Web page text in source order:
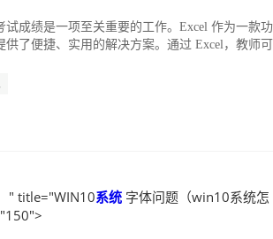
成绩是一项至关重要的工作。Excel 作为一款功
了便捷、实用的解决方案。通过 Excel，教师可
" title="WIN10系统 字体问题（win10系统怎